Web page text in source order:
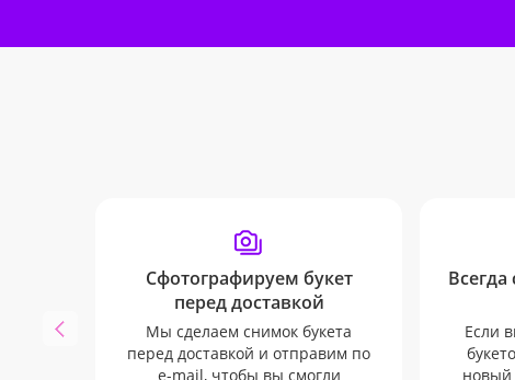
Сфотографируем букет
перед доставкой
Мы сделаем снимок букета
перед доставкой и отправим по
e-mail, чтобы вы смогли
Если
новый